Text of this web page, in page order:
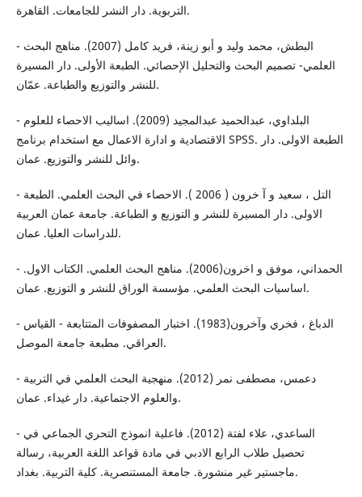
التربوية. دار النشر للجامعات. القاهرة.
- البطش، محمد وليد و أبو زينة، فريد كامل (2007). مناهج البحث
العلمي- تصميم البحث والتحليل الإحصائي. الطبعة الأولى. دار المسيرة
للنشر والتوزيع والطباعة. عمّان.
- البلداوي، عبدالحميد عبدالمجيد (2009). اساليب الاحصاء للعلوم
الاقتصادية و ادارة الاعمال مع استخدام برنامج SPSS. الطبعة الاولى. دار
وائل للنشر والتوزيع. عمان.
- التل ، سعيد و آ خرون ( 2006 ). الاحصاء في البحث العلمي. الطبعة
الاولى. دار المسيرة للنشر و التوزيع و الطباعة. جامعة عمان العربية
للدراسات العليا. عمان.
- الحمداني، موفق و اخرون(2006). مناهج البحث العلمي. الكتاب الاول.
اساسيات البحث العلمي. مؤسسة الوراق للنشر و التوزيع. عمان.
- الدباغ ، فخري وآخرون(1983). اختبار المصفوفات المتتابعة - القياس
العراقي. مطبعة جامعة الموصل.
- دعمس، مصطفى نمر (2012). منهجية البحث العلمي في التربية
والعلوم الاجتماعية. دار غيداء. عمان.
- الساعدي، علاء لفتة (2012). فاعلية انموذج التحري الجماعي في
تحصيل طلاب الرابع الادبي في مادة قواعد اللغة العربية، رسالة
ماجستير غير منشورة. جامعة المستنصرية. كلية التربية. بغداد.